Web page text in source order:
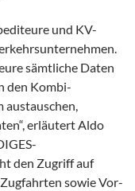
und KV-
sämtliche Daten
den Kombi-
austauschen,
erläutert Aldo
den Zugriff auf
sowie Vor-